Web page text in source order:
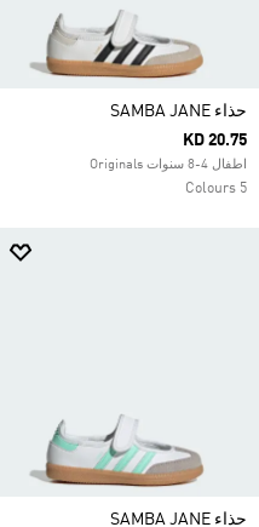
حذاء SAMBA JANE
KD 20.75
اطفال 4-8 سنوات Originals
5 Colours
حذاء SAMBA JANE